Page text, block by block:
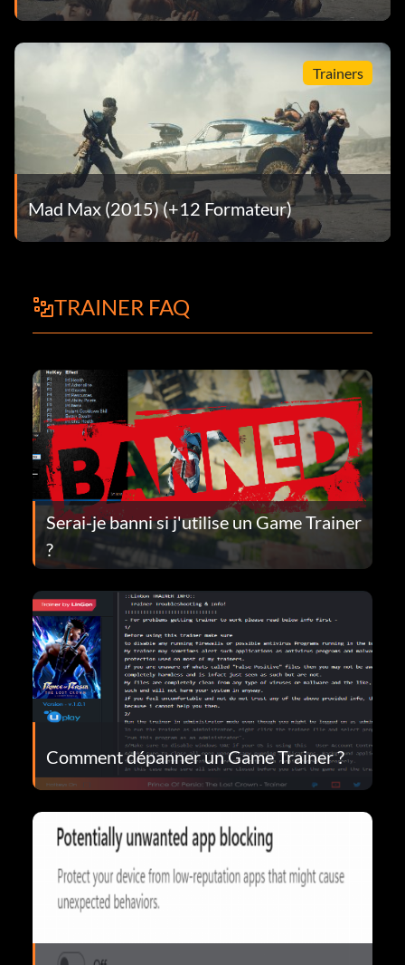
Trainers
Mad Max (2015) (+12 Formateur)
TRAINER FAQ
Serai-je banni si j'utilise un Game Trainer
?
Comment dépanner un Game Trainer ?